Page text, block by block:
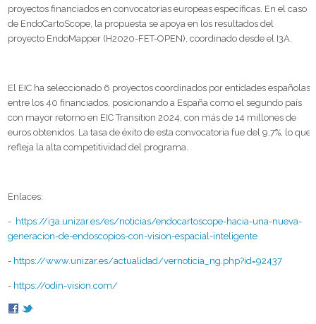
proyectos financiados en convocatorias europeas específicas. En el caso
de EndoCartoScope, la propuesta se apoya en los resultados del
proyecto EndoMapper (H2020-FET-OPEN), coordinado desde el I3A.
El EIC ha seleccionado 6 proyectos coordinados por entidades españolas
entre los 40 financiados, posicionando a España como el segundo país
con mayor retorno en EIC Transition 2024, con más de 14 millones de
euros obtenidos. La tasa de éxito de esta convocatoria fue del 9,7%, lo que
refleja la alta competitividad del programa.
Enlaces:
- https://i3a.unizar.es/es/noticias/endocartoscope-hacia-una-nueva-
generacion-de-endoscopios-con-vision-espacial-inteligente
- https://www.unizar.es/actualidad/vernoticia_ng.php?id=92437
- https://odin-vision.com/